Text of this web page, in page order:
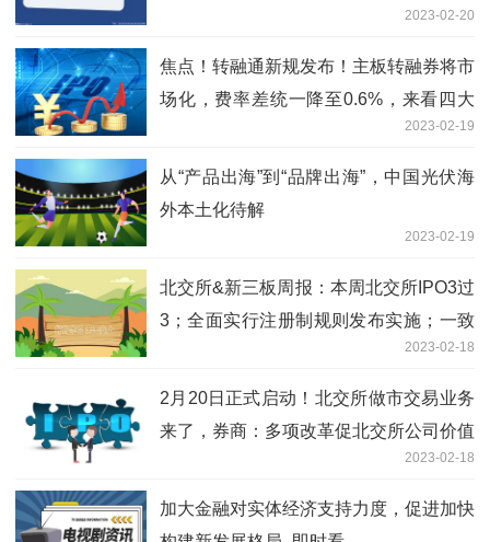
2023-02-20
焦点！转融通新规发布！主板转融券将市
场化，费率差统一降至0.6%，来看四大
2023-02-19
从“产品出海”到“品牌出海”，中国光伏海
外本土化待解
2023-02-19
北交所&新三板周报：本周北交所IPO3过
3；全面实行注册制规则发布实施；一致
2023-02-18
2月20日正式启动！北交所做市交易业务
来了，券商：多项改革促北交所公司价值
2023-02-18
加大金融对实体经济支持力度，促进加快